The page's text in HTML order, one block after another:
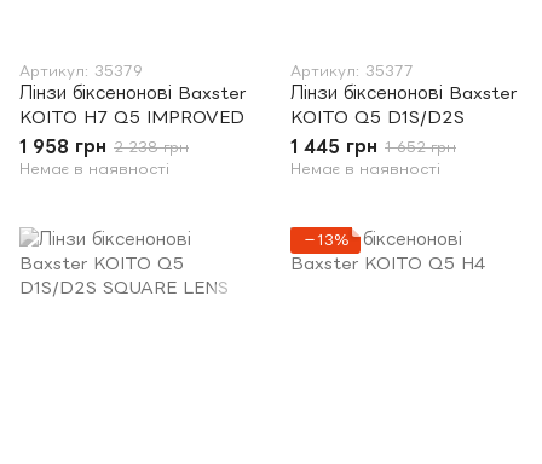
Артикул: 35379
Лінзи біксенонові Baxster
KOITO H7 Q5 IMPROVED
1 958 грн 2 238 грн
Немає в наявності
Артикул: 35377
Лінзи біксенонові Baxster
KOITO Q5 D1S/D2S
1 445 грн 1 652 грн
Немає в наявності
−13%